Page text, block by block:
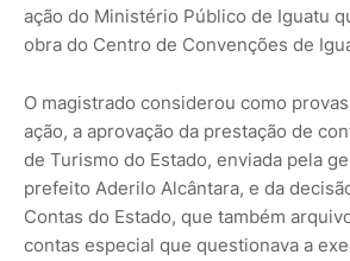
ação do Ministério Público de Iguatu
obra do Centro de Convenções de
O magistrado considerou como
ação, a aprovação da prestação de
de Turismo do Estado, enviada pela
prefeito Aderilo Alcântara, e da
Contas do Estado, que também
contas especial que questionava a